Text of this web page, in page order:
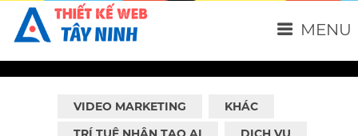
VIDEO MARKETING
KHÁC
MENU